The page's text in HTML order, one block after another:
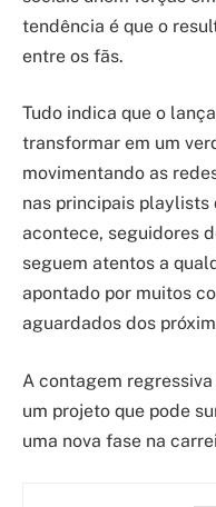
tendência é que o
entre os fãs.
Tudo indica que o
transformar em um
movimentando as
nas principais playlists
acontece, seguidores
seguem atentos a
apontado por muitos
aguardados dos
A contagem
um projeto que pode
uma nova fase na